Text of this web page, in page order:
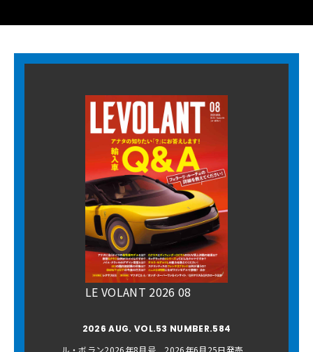
LE VOLANT 2026 08
2026 AUG. VOL.53 NUMBER.584
ル・ボラン2026年8月号 2026年6月25日発売